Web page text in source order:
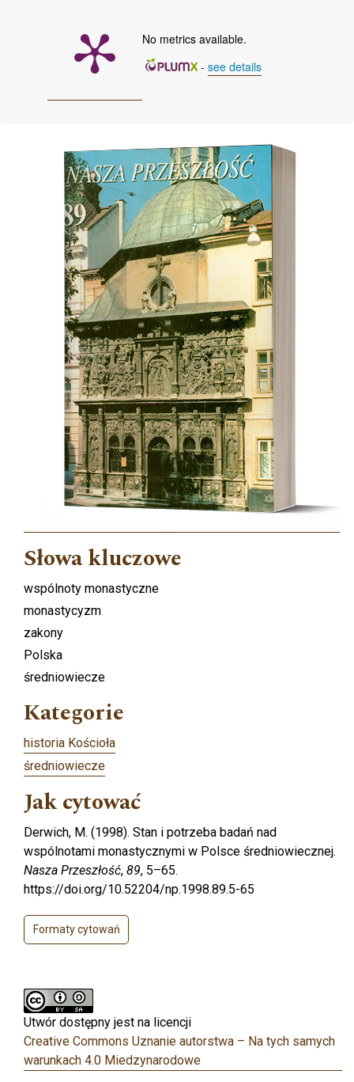
No metrics available.
- see details
Słowa kluczowe
wspólnoty monastyczne
monastycyzm
zakony
Polska
średniowiecze
Kategorie
historia Kościoła
średniowiecze
Jak cytować
Derwich, M. (1998). Stan i potrzeba badań nad
wspólnotami monastycznymi w Polsce średniowiecznej.
Nasza Przeszłość, 89, 5–65.
https://doi.org/10.52204/np.1998.89.5-65
Formaty cytowań
Utwór dostępny jest na licencji
Creative Commons Uznanie autorstwa – Na tych samych
warunkach 4.0 Miedzynarodowe